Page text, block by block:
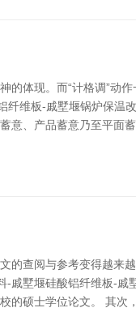
的体现。而“计格调”动
维板-戚墅堰锅炉保温
意、产品蓄意乃至平面
的查阅与参考变得越来
戚墅堰硅酸铝纤维板-戚
的硕士学位论文。 其